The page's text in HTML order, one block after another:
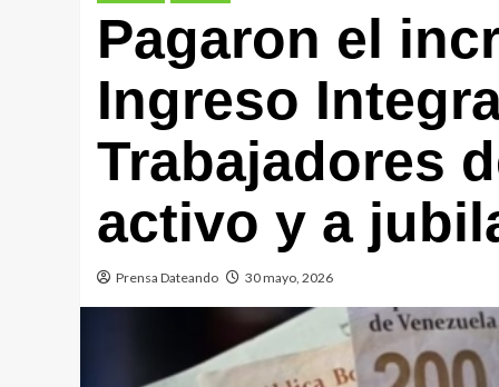
Pagaron el
Ingreso
Trabajadores
activo y a
Prensa Dateando 30 mayo, 2026